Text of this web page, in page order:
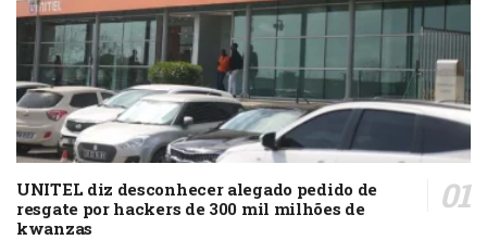
UNITEL diz desconhecer alegado pedido de
resgate por hackers de 300 mil milhões de
kwanzas